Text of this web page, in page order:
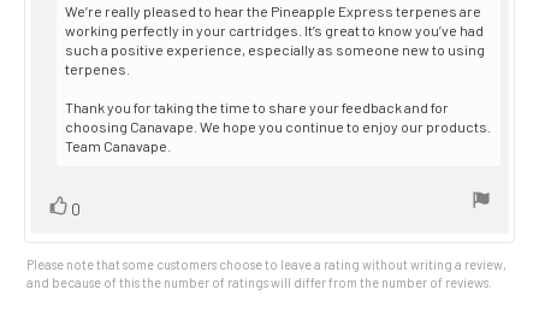
We’re really pleased to hear the Pineapple Express terpenes are
working perfectly in your cartridges. It’s great to know you’ve had
such a positive experience, especially as someone new to using
terpenes.
Thank you for taking the time to share your feedback and for
choosing Canavape. We hope you continue to enjoy our products.
Team Canavape.
Vote
0
Please note that some customers choose to leave a rating without writing a review,
and because of this the number of ratings will differ from the number of reviews.